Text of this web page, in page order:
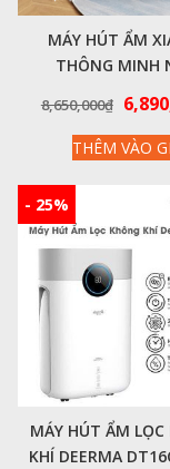
MÁY HÚT ẨM
THÔNG MINH
8,650,000₫ Giá
là:
THÊM VÀO
- 25%
MÁY HÚT ẨM LỌC
KHÍ DEERMA